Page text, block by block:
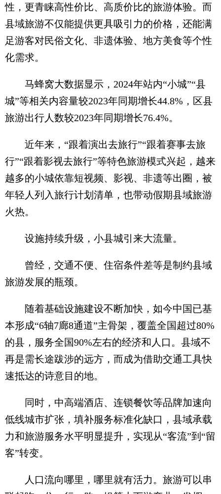
性，更青睐高性价比、高质价比的旅游体验。而
县域旅游不仅能提供更具吸引力的价格，还能满
足游客对民俗文化、非遗体验、地方美食等个性
化需求。
马蜂窝大数据显示，2024年站内“小城”“县
城”等相关内容量较2023年同期增长44.8%，区县
旅游出行人数较2023年同期增长76.4%。
近年来，“跟着演出去旅行”“跟着赛事去旅
行”“跟着影视去旅行”等特色旅游模式兴起，越来
越多的小城依靠短视频、影视、非遗等出圈，被
年轻人列入旅行计划清单，也带动假期县域旅游
火热。
设施持续升级，小县城引来大流量。
曾经，交通不便、住宿条件差等是制约县域
旅游发展的瓶颈。
随着基础设施建设不断加快，如今中国已基
本形成“6轴7廊8通道”主骨架，覆盖全国超过80%
的县，服务全国90%左右的经济和人口。县域不
再是需长途跋涉的远方，而成为借助交通工具快
速抵达的诗意目的地。
同时，中高端酒店、连锁餐饮等品牌加速向
低线城市扩张，填补服务标准化缺口，县域承载
力和旅游服务水平明显提升，实现从“客流”到“留
客”转变。
人口流向哪里，哪里就有活力。旅游可以串